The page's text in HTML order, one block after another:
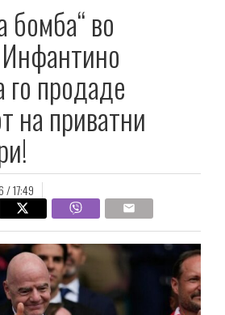
бомба“ во
продаде
на приватни
/ 17:49